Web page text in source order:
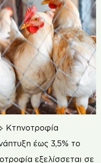
Κτηνοτροφία
έως 3,5% το
εξελίσσεται σε